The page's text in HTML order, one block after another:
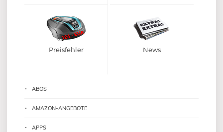
Preisfehler News
ABOS
AMAZON-ANGEBOTE
APPS